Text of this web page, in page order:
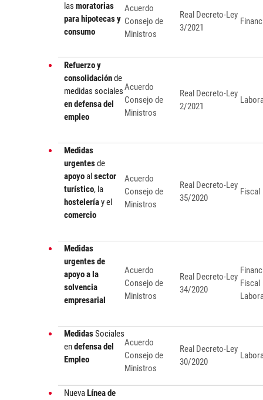
las moratorias
para hipotecas y
consumo
Acuerdo
Consejo de
Ministros
Real Decreto-Ley
3/2021
Refuerzo y
consolidaciónde
medidas sociales
en defensa del
empleo
Acuerdo
Consejo de
Ministros
Real Decreto-Ley
2/2021
Medidas
urgentesde
apoyoalsector
turístico, la
hosteleríay el
comercio
Acuerdo
Consejo de
Ministros
Real Decreto-Ley
35/2020
Fiscal
Medidas
urgentes de
apoyo a la
solvencia
empresarial
Acuerdo
Consejo de
Ministros
Real Decreto-Ley
34/2020
Fiscal
MedidasSociales
endefensa del
Empleo
Acuerdo
Consejo de
Ministros
Real Decreto-Ley
30/2020
NuevaLínea de